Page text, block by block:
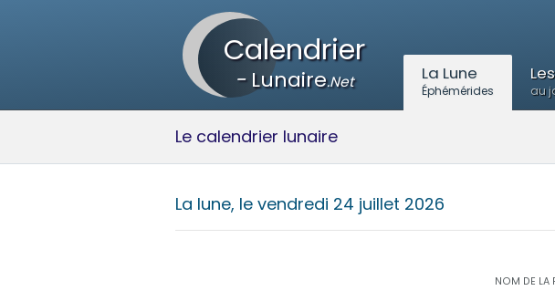
Calendrier
-Lunaire.Net La Lune
Éphémérides au
Le calendrier lunaire
La lune, le vendredi 24 juillet 2026
NOM DE LA